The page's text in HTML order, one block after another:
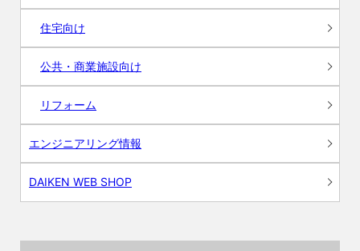
住宅向け
公共・商業施設向け
リフォーム
エンジニアリング情報
DAIKEN WEB SHOP